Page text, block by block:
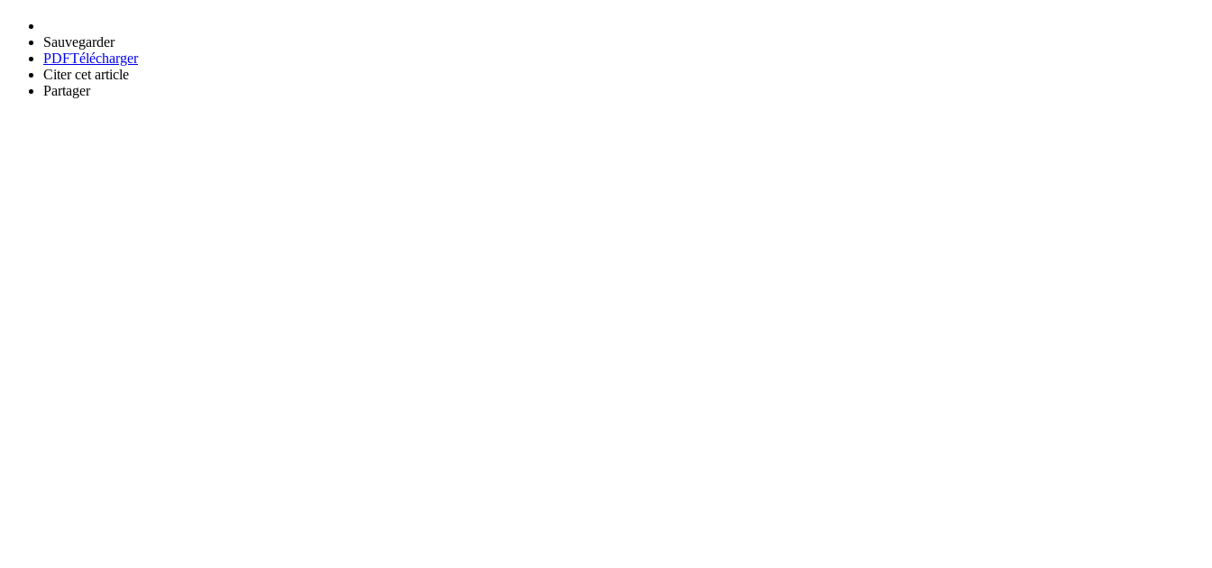
Sauvegarder
PDFTélécharger
Citer cet article
Partager